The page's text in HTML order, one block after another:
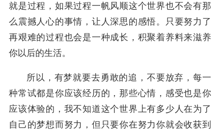
就是过程，如果过程一帆风顺这个世界也不会有那
么震撼人心的事情，让人深思的感悟。只要努力了
再艰难的过程也会是一种成长，积聚着养料来滋养
你以后的生活。
所以，有梦就要去勇敢的追，不要放弃，每一
种常试都是你应该经历的，那些心情，感受也是你
应该体验的，我不知道这个世界上有多少人在为了
自己的梦想而努力，但只要你在努力你就会收获到